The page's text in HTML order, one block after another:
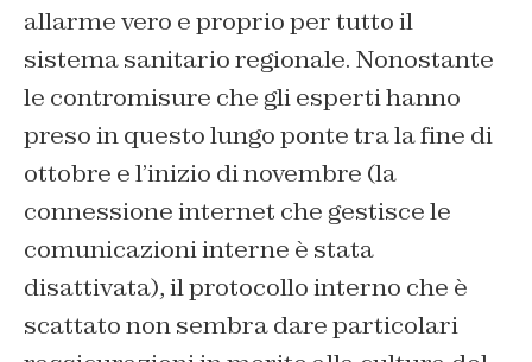
allarme vero e proprio per tutto il
sistema sanitario regionale. Nonostante
le contromisure che gli esperti hanno
preso in questo lungo ponte tra la fine di
ottobre e l’inizio di novembre (la
connessione internet che gestisce le
comunicazioni interne è stata
disattivata), il protocollo interno che è
scattato non sembra dare particolari